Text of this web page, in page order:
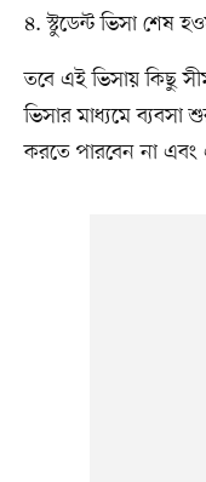
৪. স্টুডেন্ট ভিসা শেষ
তবে এই ভিসায় কিছু
ভিসার মাধ্যমে
করতে পারবেন না এবং